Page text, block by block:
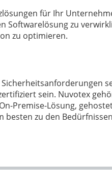
für Ihr
Softwarelösung zu
zu optimieren.
sein. Nuvotex
Premise-Lösung,
besten zu den